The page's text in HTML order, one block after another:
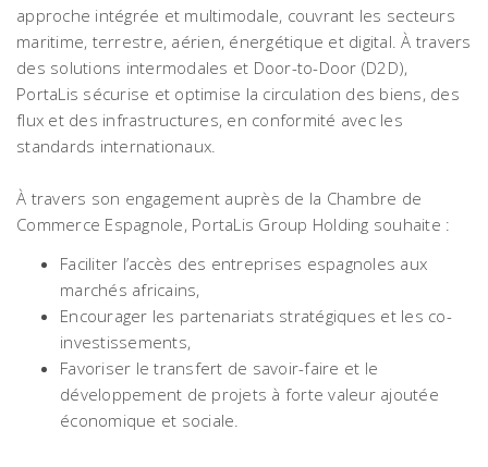
approche intégrée et multimodale, couvrant les secteurs
maritime, terrestre, aérien, énergétique et digital. À travers
des solutions intermodales et Door-to-Door (D2D),
PortaLis sécurise et optimise la circulation des biens, des
flux et des infrastructures, en conformité avec les
standards internationaux.
À travers son engagement auprès de la Chambre de
Commerce Espagnole, PortaLis Group Holding souhaite :
Faciliter l’accès des entreprises espagnoles aux
marchés africains,
Encourager les partenariats stratégiques et les co-
investissements,
Favoriser le transfert de savoir-faire et le
développement de projets à forte valeur ajoutée
économique et sociale.